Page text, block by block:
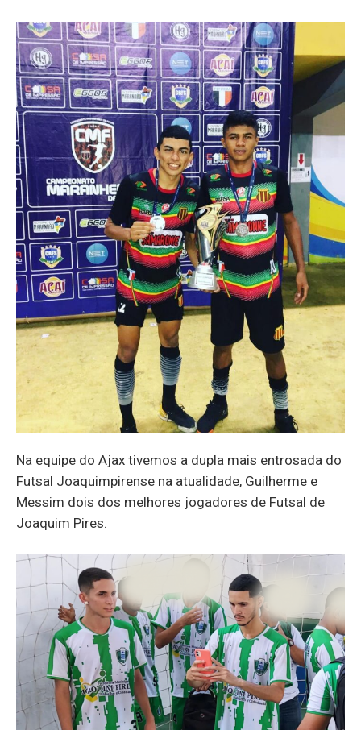
Na equipe do Ajax tivemos a dupla mais entrosada do
Futsal Joaquimpirense na atualidade, Guilherme e
Messim dois dos melhores jogadores de Futsal de
Joaquim Pires.